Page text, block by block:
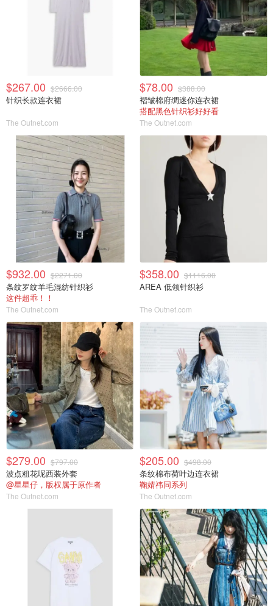
$267.00 $2666.00
针织长款连衣裙
The Outnet.com
$78.00 $388.00
褶皱棉府绸迷你连衣裙
搭配黑色针织衫好好看
The Outnet.com
$932.00 $2271.00
条纹罗纹羊毛混纺针织衫
这件超乖！！
The Outnet.com
$358.00 $1116.00
AREA 低领针织衫
The Outnet.com
$279.00 $797.00
波点粗花呢西装外套
@星星仔，版权属于原作者
The Outnet.com
$205.00 $498.00
条纹棉布荷叶边连衣裙
鞠婧祎同系列
The Outnet.com